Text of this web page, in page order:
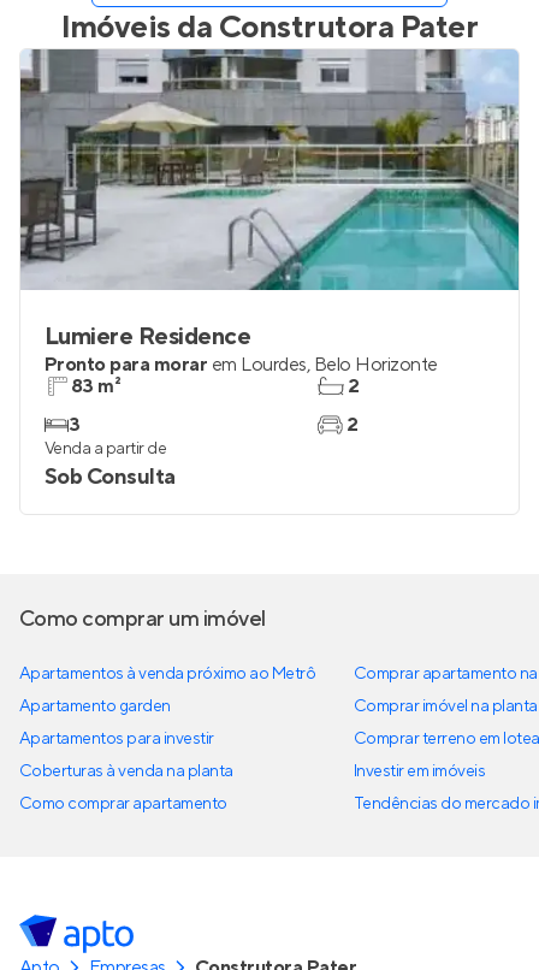
Imóveis da Construtora Pater
Lumiere Residence
Pronto para morar em Lourdes, Belo Horizonte
83 m²
3
2
2
Venda a partir de
Sob Consulta
Como comprar um imóvel
Apartamentos à venda próximo ao Metrô
Apartamento garden
Apartamentos para investir
Coberturas à venda na planta
Como comprar apartamento
Comprar apartamento
Comprar imóvel na planta
Comprar terreno em
Investir em imóveis
Tendências do mercado